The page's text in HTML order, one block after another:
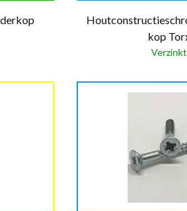
kop
Verzinkt